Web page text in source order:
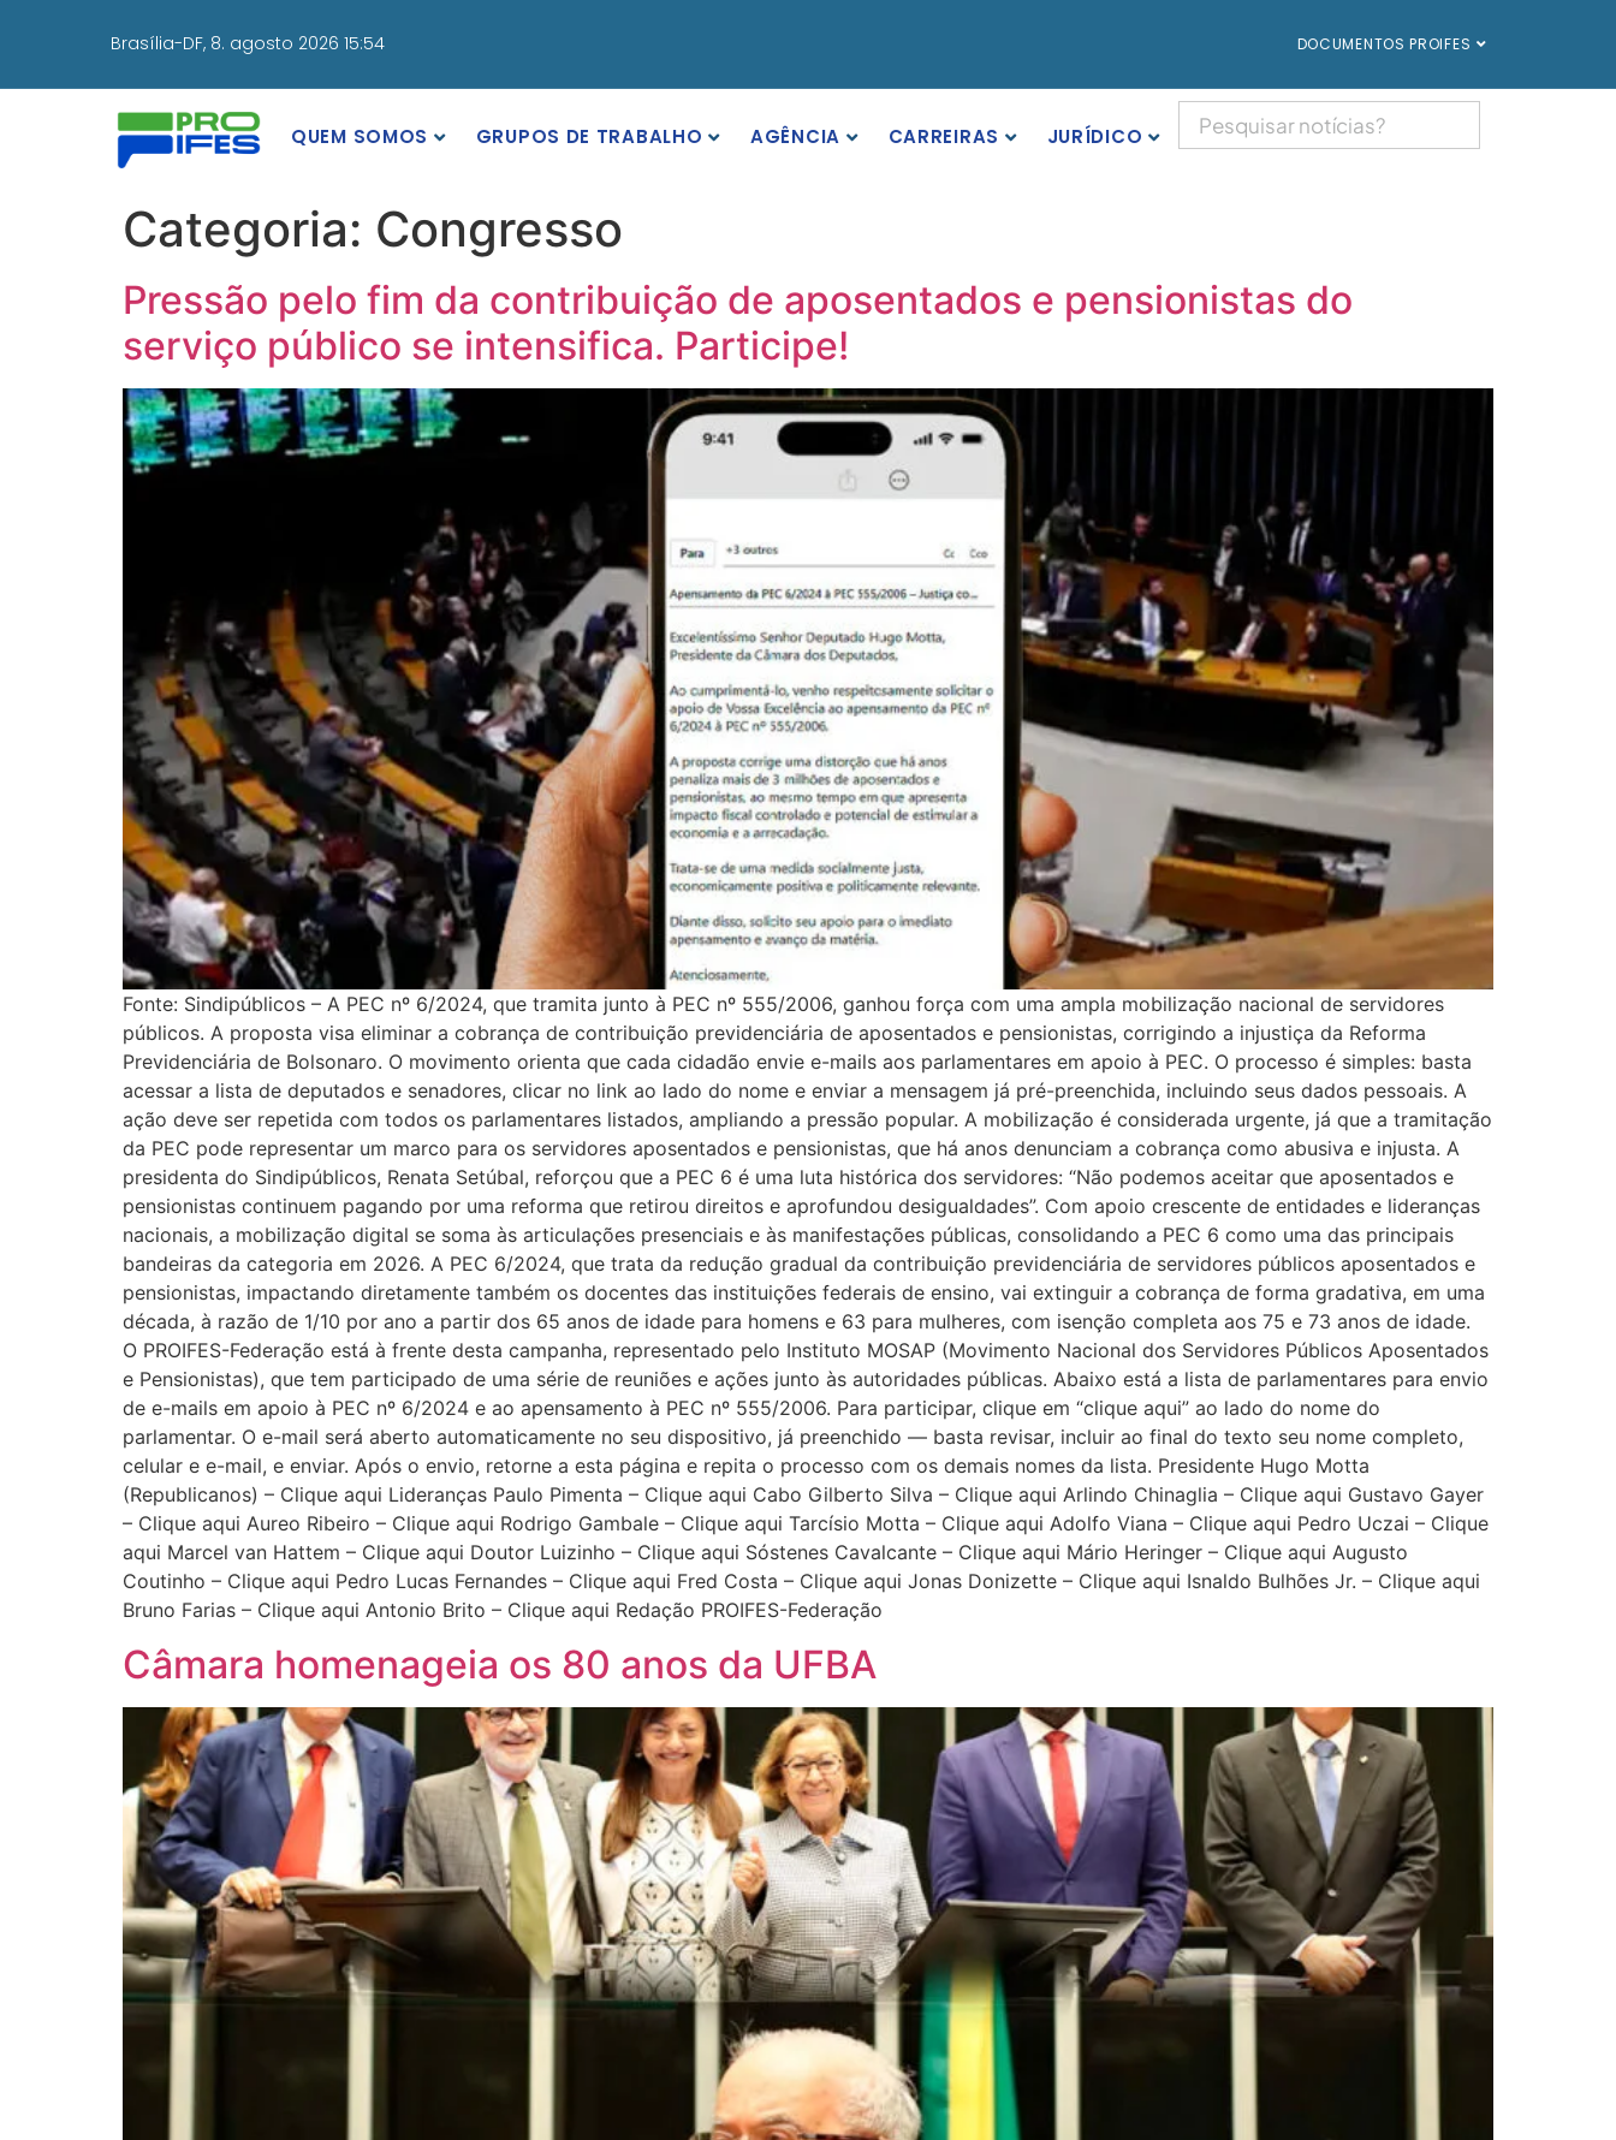
Brasília-DF, 8. agosto 2026 15:54 DOCUMENTOS PROIFES
QUEM SOMOS GRUPOS DE TRABALHO AGÊNCIA CARREIRAS JURÍDICO
Categoria: Congresso
Pressão pelo fim da contribuição de aposentados e pensionistas do
serviço público se intensifica. Participe!
Fonte: Sindipúblicos – A PEC nº 6/2024, que tramita junto à PEC nº 555/2006, ganhou força com uma ampla mobilização nacional de servidores
públicos. A proposta visa eliminar a cobrança de contribuição previdenciária de aposentados e pensionistas, corrigindo a injustiça da Reforma
Previdenciária de Bolsonaro. O movimento orienta que cada cidadão envie e-mails aos parlamentares em apoio à PEC. O processo é simples: basta
acessar a lista de deputados e senadores, clicar no link ao lado do nome e enviar a mensagem já pré-preenchida, incluindo seus dados pessoais. A
ação deve ser repetida com todos os parlamentares listados, ampliando a pressão popular. A mobilização é considerada urgente, já que a tramitação
da PEC pode representar um marco para os servidores aposentados e pensionistas, que há anos denunciam a cobrança como abusiva e injusta. A
presidenta do Sindipúblicos, Renata Setúbal, reforçou que a PEC 6 é uma luta histórica dos servidores: “Não podemos aceitar que aposentados e
pensionistas continuem pagando por uma reforma que retirou direitos e aprofundou desigualdades”. Com apoio crescente de entidades e lideranças
nacionais, a mobilização digital se soma às articulações presenciais e às manifestações públicas, consolidando a PEC 6 como uma das principais
bandeiras da categoria em 2026. A PEC 6/2024, que trata da redução gradual da contribuição previdenciária de servidores públicos aposentados e
pensionistas, impactando diretamente também os docentes das instituições federais de ensino, vai extinguir a cobrança de forma gradativa, em uma
década, à razão de 1/10 por ano a partir dos 65 anos de idade para homens e 63 para mulheres, com isenção completa aos 75 e 73 anos de idade.
O PROIFES-Federação está à frente desta campanha, representado pelo Instituto MOSAP (Movimento Nacional dos Servidores Públicos Aposentados
e Pensionistas), que tem participado de uma série de reuniões e ações junto às autoridades públicas. Abaixo está a lista de parlamentares para envio
de e-mails em apoio à PEC nº 6/2024 e ao apensamento à PEC nº 555/2006. Para participar, clique em “clique aqui” ao lado do nome do
parlamentar. O e-mail será aberto automaticamente no seu dispositivo, já preenchido — basta revisar, incluir ao final do texto seu nome completo,
celular e e-mail, e enviar. Após o envio, retorne a esta página e repita o processo com os demais nomes da lista. Presidente Hugo Motta
(Republicanos) – Clique aqui Lideranças Paulo Pimenta – Clique aqui Cabo Gilberto Silva – Clique aqui Arlindo Chinaglia – Clique aqui Gustavo Gayer
– Clique aqui Aureo Ribeiro – Clique aqui Rodrigo Gambale – Clique aqui Tarcísio Motta – Clique aqui Adolfo Viana – Clique aqui Pedro Uczai – Clique
aqui Marcel van Hattem – Clique aqui Doutor Luizinho – Clique aqui Sóstenes Cavalcante – Clique aqui Mário Heringer – Clique aqui Augusto
Coutinho – Clique aqui Pedro Lucas Fernandes – Clique aqui Fred Costa – Clique aqui Jonas Donizette – Clique aqui Isnaldo Bulhões Jr. – Clique aqui
Bruno Farias – Clique aqui Antonio Brito – Clique aqui Redação PROIFES-Federação
Câmara homenageia os 80 anos da UFBA